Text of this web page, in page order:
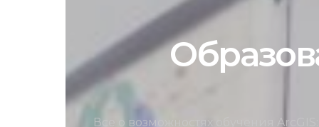
Все о возможностях обучения